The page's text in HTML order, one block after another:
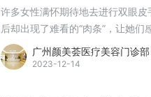
许多女性满怀期待地去进行双眼
后却出现了难看的“肉条”，让她
条”，又该如何修复呢？
广州颜美荟医疗美容门诊部
2023-12-14